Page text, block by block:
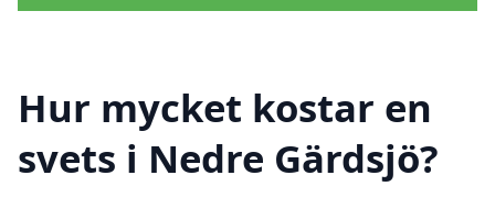
Hur mycket kostar en
svets i Nedre Gärdsjö?